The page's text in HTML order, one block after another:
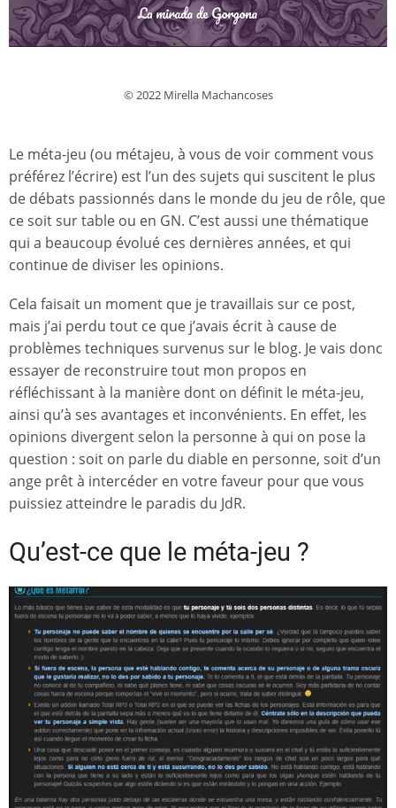
© 2022 Mirella Machancoses
Le méta-jeu (ou métajeu, à vous de voir comment vous
préférez l’écrire) est l’un des sujets qui suscitent le plus
de débats passionnés dans le monde du jeu de rôle, que
ce soit sur table ou en GN. C’est aussi une thématique
qui a beaucoup évolué ces dernières années, et qui
continue de diviser les opinions.
Cela faisait un moment que je travaillais sur ce post,
mais j’ai perdu tout ce que j’avais écrit à cause de
problèmes techniques survenus sur le blog. Je vais donc
essayer de reconstruire tout mon propos en
réfléchissant à la manière dont on définit le méta-jeu,
ainsi qu’à ses avantages et inconvénients. En effet, les
opinions divergent selon la personne à qui on pose la
question : soit on parle du diable en personne, soit d’un
ange prêt à intercéder en votre faveur pour que vous
puissiez atteindre le paradis du JdR.
Qu’est-ce que le méta-jeu ?